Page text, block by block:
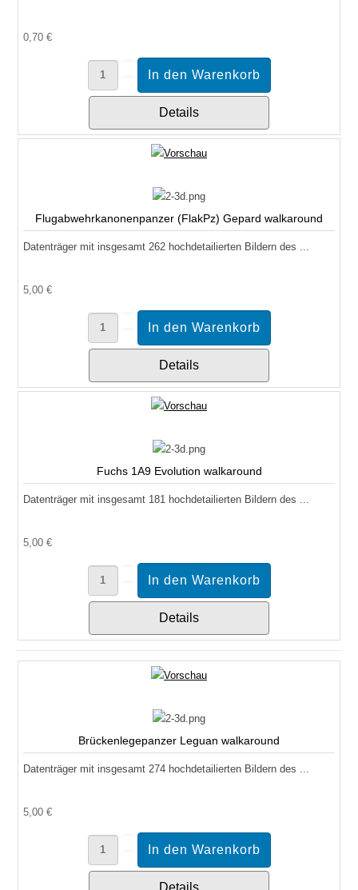
0,70 €
Details
Flugabwehrkanonenpanzer (FlakPz) Gepard walkaround
Datenträger mit insgesamt 262 hochdetailierten Bildern des ...
5,00 €
Details
Fuchs 1A9 Evolution walkaround
Datenträger mit insgesamt 181 hochdetailierten Bildern des ...
5,00 €
Details
Brückenlegepanzer Leguan walkaround
Datenträger mit insgesamt 274 hochdetailierten Bildern des ...
5,00 €
Details